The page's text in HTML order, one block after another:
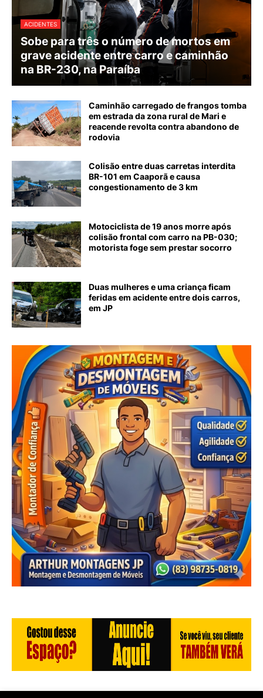
ACIDENTES
Sobe para três o número de mortos em
grave acidente entre carro e caminhão
na BR-230, na Paraíba
Caminhão carregado de frangos tomba
em estrada da zona rural de Mari e
reacende revolta contra abandono de
rodovia
Colisão entre duas carretas interdita
BR-101 em Caaporã e causa
congestionamento de 3 km
Motociclista de 19 anos morre após
colisão frontal com carro na PB-030;
motorista foge sem prestar socorro
Duas mulheres e uma criança ficam
feridas em acidente entre dois carros,
em JP